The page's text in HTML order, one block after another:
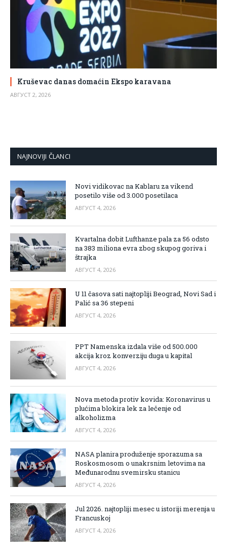
Kruševac danas domaćin Ekspo karavana
АВГУСТ 2, 2026
NAJNOVIJI ČLANCI
Novi vidikovac na Kablaru za vikend
posetilo više od 3.000 posetilaca
АВГУСТ 4, 2026
Kvartalna dobit Lufthanze pala za 56 odsto
na 383 miliona evra zbog skupog goriva i
štrajka
АВГУСТ 4, 2026
U 11 časova sati najtopliji Beograd, Novi Sad i
Palić sa 36 stepeni
АВГУСТ 4, 2026
PPT Namenska izdala više od 500.000
akcija kroz konverziju duga u kapital
АВГУСТ 4, 2026
Nova metoda protiv kovida: Koronavirus u
plućima blokira lek za lečenje od
alkoholizma
АВГУСТ 4, 2026
NASA planira produženje sporazuma sa
Roskosmosom o unakrsnim letovima na
Međunarodnu svemirsku stanicu
АВГУСТ 4, 2026
Jul 2026. najtopliji mesec u istoriji merenja u
Francuskoj
АВГУСТ 4, 2026